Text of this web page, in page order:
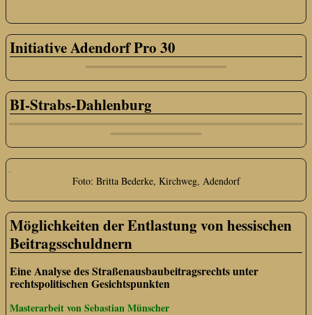
Initiative Adendorf Pro 30
BI-Strabs-Dahlenburg
Foto: Britta Bederke, Kirchweg, Adendorf
Möglichkeiten der Entlastung von hessischen
Beitragsschuldnern
Eine Analyse des Straßenausbaubeitragsrechts unter
rechtspolitischen Gesichtspunkten
Masterarbeit von Sebastian Münscher